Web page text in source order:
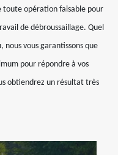
opération faisable pour
de débroussaillage. Quel
vous garantissons que
pour répondre à vos
obtiendrez un résultat très